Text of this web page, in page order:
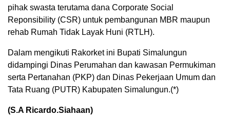
pihak swasta terutama dana Corporate Social
Reponsibility (CSR) untuk pembangunan MBR maupun
rehab Rumah Tidak Layak Huni (RTLH).
Dalam mengikuti Rakorket ini Bupati Simalungun
didampingi Dinas Perumahan dan kawasan Permukiman
serta Pertanahan (PKP) dan Dinas Pekerjaan Umum dan
Tata Ruang (PUTR) Kabupaten Simalungun.(*)
(S.A Ricardo.Siahaan)